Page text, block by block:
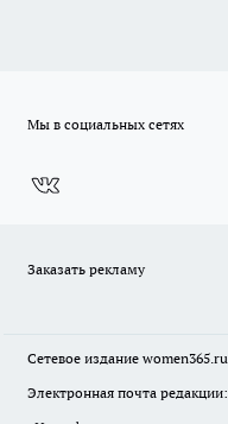
Мы в социальных сетях
Заказать рекламу
Сетевое издание women365.ru
Электронная почта